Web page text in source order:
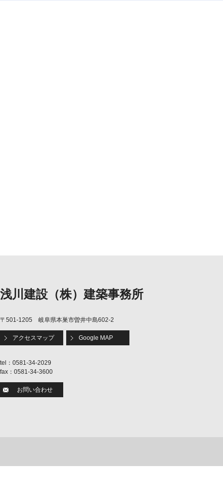
浅川建設（株）建築事務所
〒501-1205 岐阜県本巣市曽井中島602-2
アクセスマップ Google MAP
tel：0581-34-2029
fax：0581-34-3600
お問い合わせ